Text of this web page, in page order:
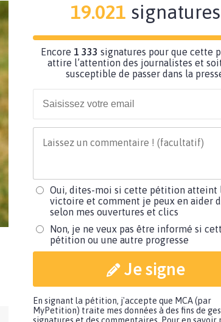
19.021 signatures
Encore 1 333 signatures pour que cette
attire l’attention des journalistes et
susceptible de passer dans la
Oui, dites-moi si cette pétition atteint
victoire et comment je peux en aider
selon mes ouvertures et clics
Non, je ne veux pas être informé si
pétition ou une autre progresse
Je signe
En signant la pétition, j'accepte que MCA (par
MyPetition) traite mes données à des fins de